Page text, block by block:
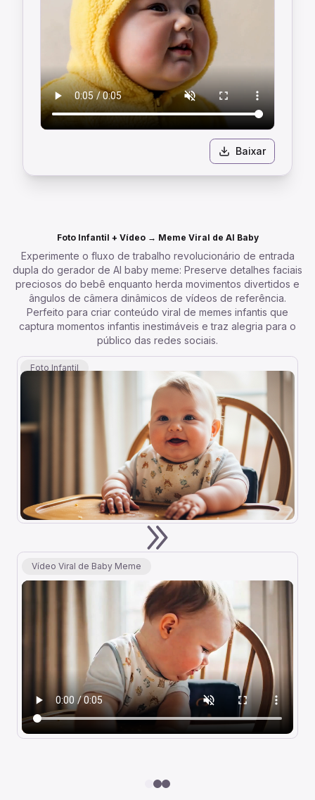
Baixar
Foto Infantil + Vídeo → Meme Viral de AI Baby
Experimente o fluxo de trabalho revolucionário de entrada
dupla do gerador de AI baby meme: Preserve detalhes faciais
preciosos do bebê enquanto herda movimentos divertidos e
ângulos de câmera dinâmicos de vídeos de referência.
Perfeito para criar conteúdo viral de memes infantis que
captura momentos infantis inestimáveis e traz alegria para o
público das redes sociais.
Foto Infantil
Vídeo Viral de Baby Meme